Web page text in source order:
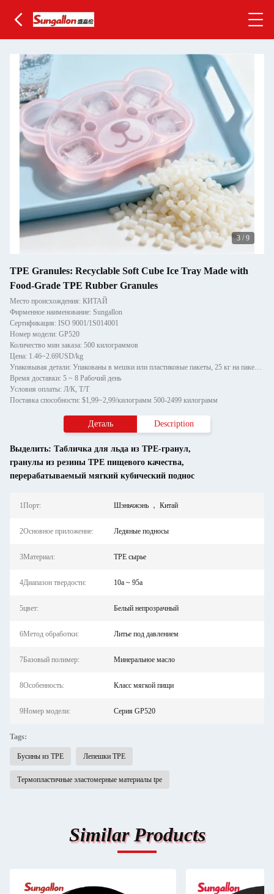
3 /9
TPE Granules: Recyclable Soft Cube Ice Tray Made with
Food-Grade TPE Rubber Granules
Место происхождения: КИТАЙ
Фирменное наименование: Sungallon
Сертификация: ISO 9001/1S014001
Номер модели: GP520
Количество мин заказа: 500 килограммов
Цена: 1.46~2.69USD/kg
Упаковывая детали: Упакованы в мешки или пластиковые пакеты, 25 кг на пакет соответственно
Время доставки: 5 ~ 8 Рабочий день
Условия оплаты: Л/К, Т/Т
Поставка способности: $1,99~2,99/килограмм 500-2499 килограмм
Деталь Description
Выделить: Табличка для льда из TPE-гранул,
гранулы из резины TPE пищевого качества,
перерабатываемый мягкий кубический поднос
1Порт: Шэньчжэнь ， Китай
2Основное приложение: Ледяные подносы
3Материал: TPE сырье
4Диапазон твердости: 10a ~ 95a
5цвет: Белый непрозрачный
6Метод обработки: Литье под давлением
7Базовый полимер: Минеральное масло
8Особенность: Класс мягкой пищи
9Номер модели: Серия GP520
Tags:
Бусины из TPE Лепешки TPE
Термопластичные эластомерные материалы tpe
Similar Products